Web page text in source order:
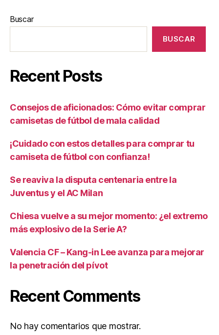
Buscar
BUSCAR
Recent Posts
Consejos de aficionados: Cómo evitar comprar
camisetas de fútbol de mala calidad
¡Cuidado con estos detalles para comprar tu
camiseta de fútbol con confianza!
Se reaviva la disputa centenaria entre la
Juventus y el AC Milan
Chiesa vuelve a su mejor momento: ¿el extremo
más explosivo de la Serie A?
Valencia CF – Kang-in Lee avanza para mejorar
la penetración del pívot
Recent Comments
No hay comentarios que mostrar.